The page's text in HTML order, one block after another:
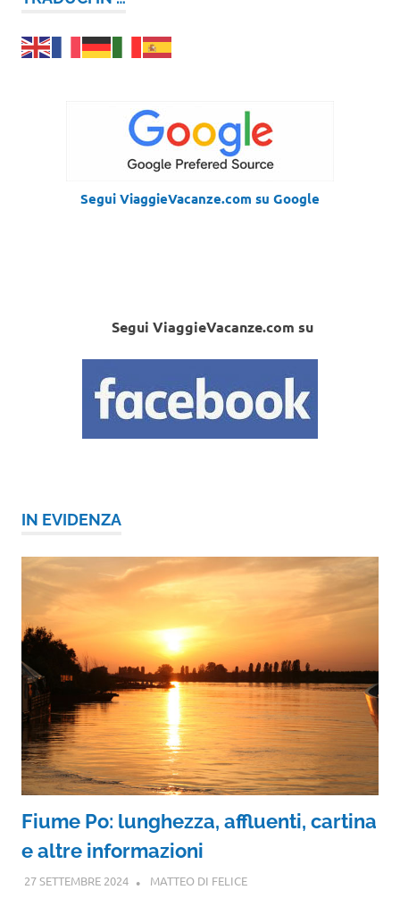
Segui ViaggieVacanze.com su Google
Segui ViaggieVacanze.com su
IN EVIDENZA
Fiume Po: lunghezza, affluenti, cartina
e altre informazioni
27 SETTEMBRE 2024 MATTEO DI FELICE